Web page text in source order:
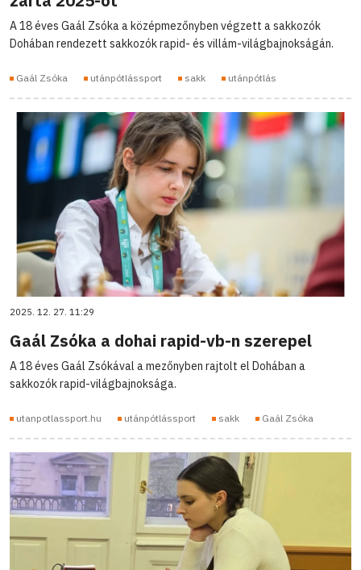
A 18 éves Gaál Zsóka a középmezőnyben végzett a sakkozók
Dohában rendezett sakkozók rapid- és villám-világbajnokságán.
Gaál Zsóka utánpótlássport sakk utánpótlás
2025. 12. 27. 11:29
Gaál Zsóka a dohai rapid-vb-n szerepel
A 18 éves Gaál Zsókával a mezőnyben rajtolt el Dohában a
sakkozók rapid-világbajnoksága.
utanpotlassport.hu utánpótlássport sakk Gaál Zsóka